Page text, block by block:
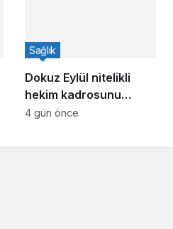
Dokuz Eylül nitelikli
hekim kadrosunu
güçlendirdi
Sağlık
4 gün önce